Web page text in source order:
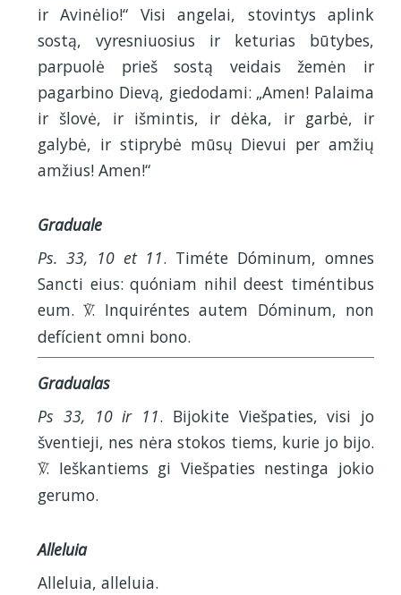
ir Avinėlio!“ Visi angelai, stovintys aplink
sostą, vyresniuosius ir keturias būtybes,
parpuolė prieš sostą veidais žemėn ir
pagarbino Dievą, giedodami: „Amen! Palaima
ir šlovė, ir išmintis, ir dėka, ir garbė, ir
galybė, ir stiprybė mūsų Dievui per amžių
amžius! Amen!“
Graduale
Ps. 33, 10 et 11. Timéte Dóminum, omnes
Sancti eius: quóniam nihil deest timéntibus
eum.V. Inquiréntes autem Dóminum, non
defícient omni bono.
Gradualas
Ps 33, 10 ir 11. Bijokite Viešpaties, visi jo
šventieji, nes nėra stokos tiems, kurie jo bijo.
V. Ieškantiems gi Viešpaties nestinga jokio
gerumo.
Alleluia
Alleluia, alleluia.